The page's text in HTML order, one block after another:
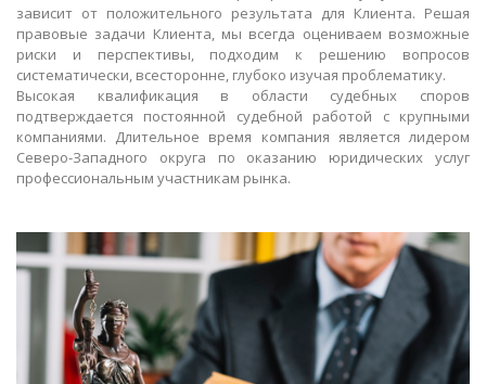
зависит от положительного результата для Клиента. Решая
правовые задачи Клиента, мы всегда оцениваем возможные
риски и перспективы, подходим к решению вопросов
систематически, всесторонне, глубоко изучая проблематику.
Высокая квалификация в области судебных споров
подтверждается постоянной судебной работой с крупными
компаниями. Длительное время компания является лидером
Северо-Западного округа по оказанию юридических услуг
профессиональным участникам рынка.